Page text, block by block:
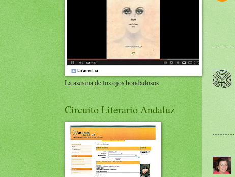
La asesina de los ojos bondadosos
Circuito Literario Andaluz